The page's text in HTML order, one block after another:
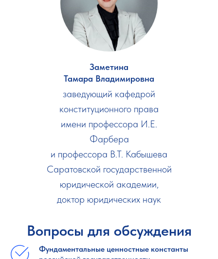
Заметина
Тамара Владимировна
заведующий кафедрой
конституционного права
имени профессора И.Е.
Фарбера
и профессора В.Т. Кабышева
Саратовской государственной
юридической академии,
доктор юридических наук
Вопросы для обсуждения
Фундаментальные ценностные константы